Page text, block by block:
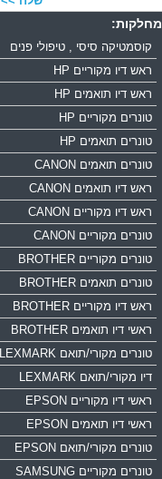
מחלקות:
קוסמטיקה סיסי , טיפולי פנים
ראש דיו מקוריים HP
ראש דיו תואמים HP
טונרים מקוריים HP
טונרים תואמים HP
טונרים תואמים CANON
ראש דיו תואמים CANON
ראש דיו מקוריים CANON
טונרים מקוריים CANON
טונרים מקוריים BROTHER
טונרים תואמים BROTHER
ראש דיו מקוריים BROTHER
ראשי דיו תואמים BROTHER
טונרים מקורי/תואם LEXMARK
דיו מקורי/תואם LEXMARK
ראשי דיו מקוריים EPSON
ראשי דיו תואמים EPSON
טונרים מקורי/תואם EPSON
טונרים מקוריים SAMSUNG